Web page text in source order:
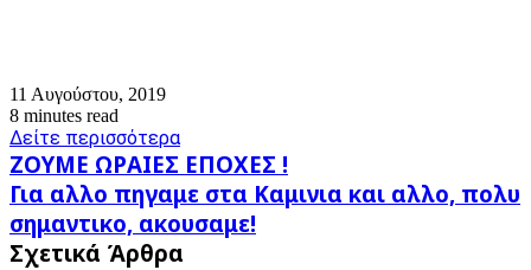
11 Αυγούστου, 2019
8 minutes read
Δείτε περισσότερα
ΖΟΥΜΕ
ΩΡΑΙΕΣ
ΕΠΟΧΕΣ
!
ΖΟΥΜΕ ΩΡΑΙΕΣ ΕΠΟΧΕΣ !
Για
αλλο
πηγαμε
στα
Για αλλο πηγαμε στα Καμινια και αλλο, πολυ
σημαντικο, ακουσαμε!
Σχετικά Άρθρα